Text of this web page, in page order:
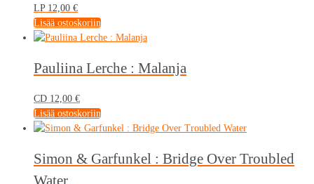
LP 12,00 €
Lisää ostoskoriin
Pauliina Lerche : Malanja
CD 12,00 €
Lisää ostoskoriin
Simon & Garfunkel : Bridge Over Troubled
Water